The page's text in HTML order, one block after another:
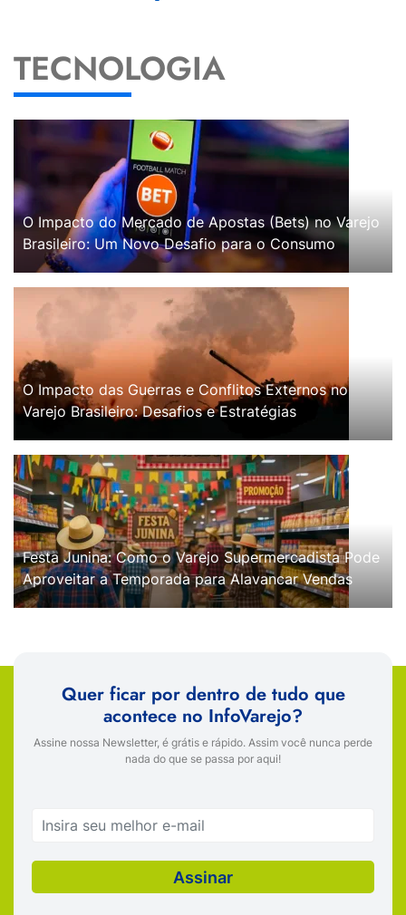
TECNOLOGIA
O Impacto do Mercado de Apostas (Bets) no Varejo
Brasileiro: Um Novo Desafio para o Consumo
O Impacto das Guerras e Conflitos Externos no
Varejo Brasileiro: Desafios e Estratégias
Festa Junina: Como o Varejo Supermercadista Pode
Aproveitar a Temporada para Alavancar Vendas
Quer ficar por dentro de tudo que
acontece no InfoVarejo?
Assine nossa Newsletter, é grátis e rápido. Assim você nunca perde
nada do que se passa por aqui!